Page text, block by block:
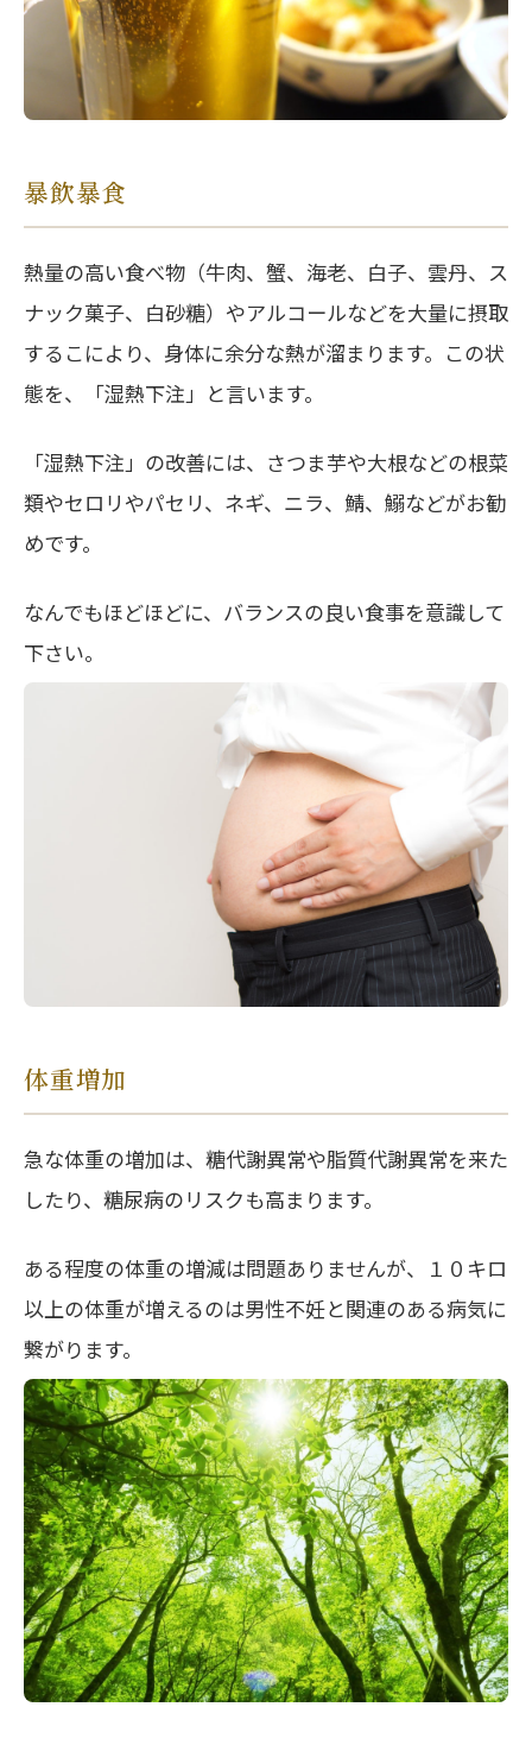
暴飲暴食
熱量の高い食べ物（牛肉、蟹、海老、白子、雲丹、ス
ナック菓子、白砂糖）やアルコールなどを大量に摂取
するこにより、身体に余分な熱が溜まります。この状
態を、「湿熱下注」と言います。
「湿熱下注」の改善には、さつま芋や大根などの根菜
類やセロリやパセリ、ネギ、ニラ、鯖、鰯などがお勧
めです。
なんでもほどほどに、バランスの良い食事を意識して
下さい。
体重増加
急な体重の増加は、糖代謝異常や脂質代謝異常を来た
したり、糖尿病のリスクも高まります。
ある程度の体重の増減は問題ありませんが、１０キロ
以上の体重が増えるのは男性不妊と関連のある病気に
繋がります。